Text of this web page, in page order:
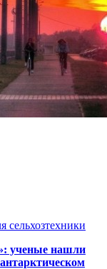
сельхозтехники
ученые нашли